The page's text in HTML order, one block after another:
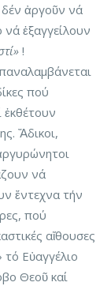
δέν ἀργοῦν νά
ἐξαγγείλουν
!
πού
ἐκθέτουν
Ἄδικοι,
νά
ἔντεχνα τήν
πού
αἴθουσες
τό Εὐαγγέλιο
Θεοῦ καί